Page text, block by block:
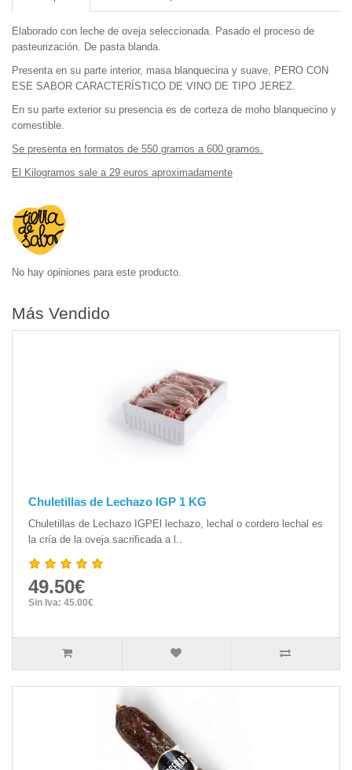
Elaborado con leche de oveja seleccionada. Pasado el proceso de
pasteurización. De pasta blanda.
Presenta en su parte interior, masa blanquecina y suave, PERO CON
ESE SABOR CARACTERÍSTICO DE VINO DE TIPO JEREZ.
En su parte exterior su presencia es de corteza de moho blanquecino y
comestible.
Se presenta en formatos de 550 gramos a 600 gramos.
El Kilogramos sale a 29 euros aproximadamente
No hay opiniones para este producto.
Más Vendido
Chuletillas de Lechazo IGP 1 KG
Chuletillas de Lechazo IGPEl lechazo, lechal o cordero lechal es
la cría de la oveja sacrificada a l..
49.50€
Sin Iva: 45.00€